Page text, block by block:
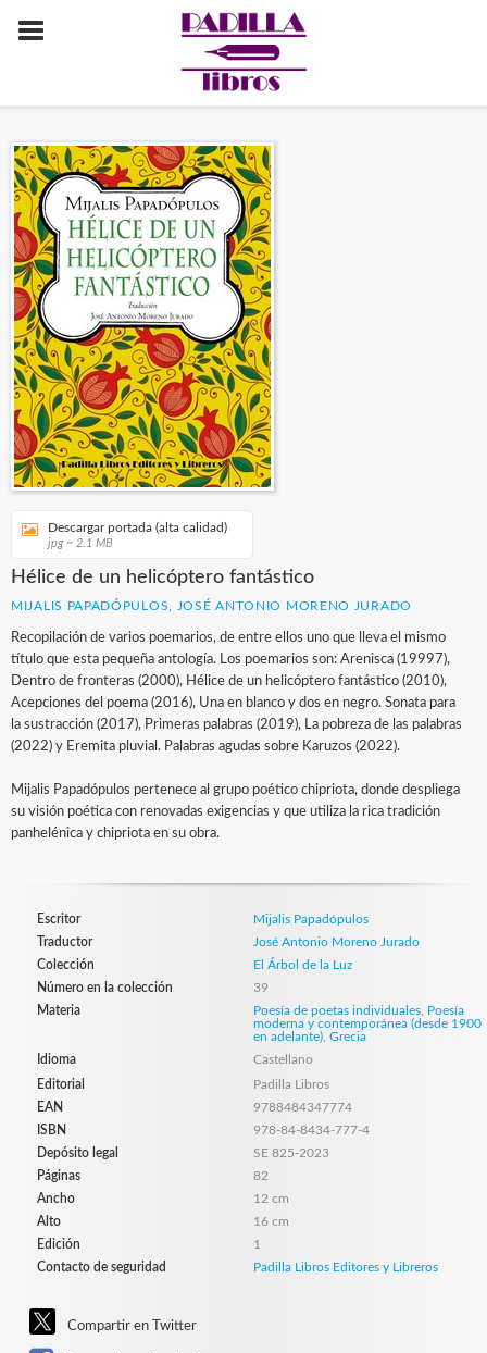
Descargar portada (alta calidad)
jpg ~ 2.1 MB
Hélice de un helicóptero fantástico
MIJALIS PAPADÓPULOS JOSÉ ANTONIO MORENO JURADO
Recopilación de varios poemarios, de entre ellos uno que lleva el mismo
título que esta pequeña antología. Los poemarios son: Arenisca (19997),
Dentro de fronteras (2000), Hélice de un helicóptero fantástico (2010),
Acepciones del poema (2016), Una en blanco y dos en negro. Sonata para
la sustracción (2017), Primeras palabras (2019), La pobreza de las palabras
(2022) y Eremita pluvial. Palabras agudas sobre Karuzos (2022).
Mijalis Papadópulos pertenece al grupo poético chipriota, donde despliega
su visión poética con renovadas exigencias y que utiliza la rica tradición
panhelénica y chipriota en su obra.
Escritor
Mijalis Papadópulos
Traductor
José Antonio Moreno Jurado
Colección
El Árbol de la Luz
Número en la colección
39
Materia
Poesía de poetas individuales, Poesía
moderna y contemporánea (desde 1900
en adelante), Grecia
Idioma
Castellano
Editorial
Padilla Libros
EAN
9788484347774
ISBN
978-84-8434-777-4
Depósito legal
SE 825-2023
Páginas
82
Ancho
12 cm
Alto
16 cm
Edición
1
Contacto de seguridad
Padilla Libros Editores y Libreros
Compartir en Twitter